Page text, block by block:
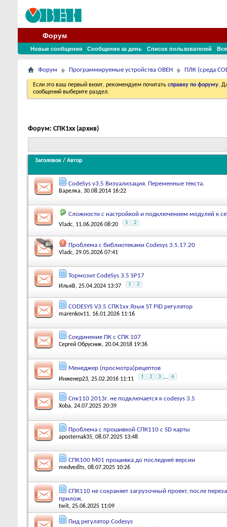
Форум
Новые сообщения Сообщения за день Список пользователей
Форум Программируемые устройства ОВЕН ПЛК (среда
Если это ваш первый визит, рекомендуем почитать справку по форуму.
сообщений выберите раздел.
Форум: СПК1xx (архив)
Заголовок / Автор
CodeSys v3.5 Визуализация. Переменные текста.
Варелка, 30.08.2014 16:22
Сложности с настройкой и подключением модулей к
Vladc, 11.06.2026 08:20 1 2
Проблема с библиотеками Codesys 3.5.17.20
Vladc, 29.05.2026 07:41
Тормозит CodeSys 3.5 SP17
ИльяВ, 25.04.2024 13:37 1 2
CODESYS V3.5 СПК1хх Язык ST PID регулятор
marenkov11, 16.01.2026 11:16
Соединение ПК с СПК 107
Сергей Обрусник, 20.04.2018 19:36
Менеджер (просмотра)рецептов
Инженер23, 25.02.2016 11:11 1 2 3 ... 6
Спк110 2013г. не подключается к codesys 3.5
Xoba, 24.07.2025 20:39
Проблема с прошивкой СПК110 с SD карты
aposternak35, 08.07.2025 13:48
СПК100 М01 прошивка до последнеё версии
medvedits, 08.07.2025 10:26
СПК110 не сохраняет загрузочный проект, после
прилож.
twit, 25.06.2025 11:09
Пид регулятор Codesys